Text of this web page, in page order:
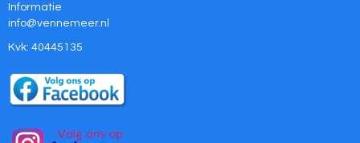
Informatie
ofni@vennemeer.nl
Kvk: 40445135